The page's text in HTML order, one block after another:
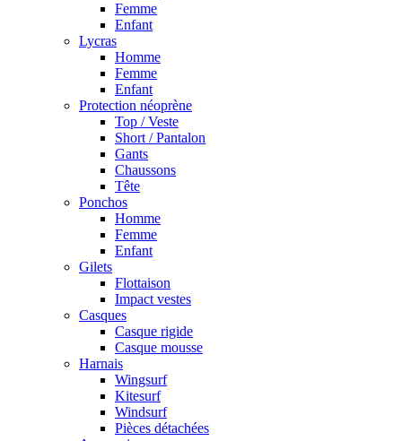
Femme
Enfant
Lycras
Homme
Femme
Enfant
Protection néoprène
Top / Veste
Short / Pantalon
Gants
Chaussons
Tête
Ponchos
Homme
Femme
Enfant
Gilets
Flottaison
Impact vestes
Casques
Casque rigide
Casque mousse
Harnais
Wingsurf
Kitesurf
Windsurf
Pièces détachées